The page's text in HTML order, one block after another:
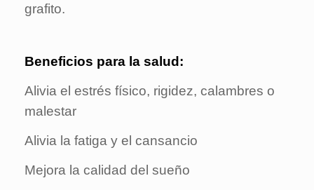
grafito.
Beneficios para la salud:
Alivia el estrés físico, rigidez, calambres o
malestar
Alivia la fatiga y el cansancio
Mejora la calidad del sueño